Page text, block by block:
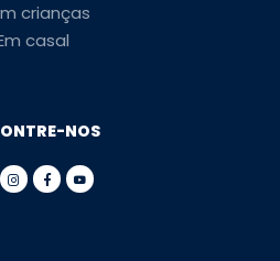
crianças
casal
NOS